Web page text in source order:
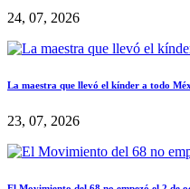
24, 07, 2026
La maestra que llevó el kínder a todo
23, 07, 2026